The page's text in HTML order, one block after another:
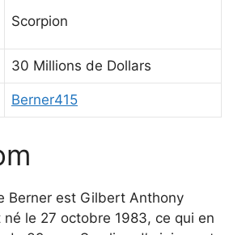
Scorpion
30 Millions de Dollars
Berner415
Berner est Gilbert Anthony
né le 27 octobre 1983, ce qui en